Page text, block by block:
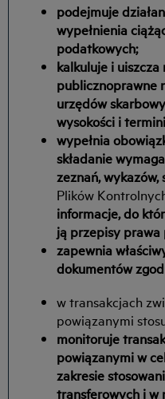
podejmuje
wypełnienia
podatkowych;
kalkuluje i
publicznoprawne
urzędów
wysokości i
wypełnia
składanie
zeznań, wykazów,
Plików
informacje, do
ją przepisy prawa
zapewnia
dokumentów
w transakcjach
powiązanymi
monitoruje
powiązanymi w
zakresie
transferowych i w